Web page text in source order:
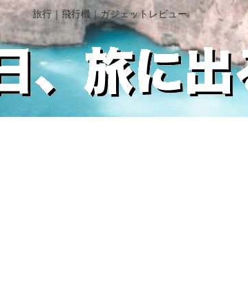
旅行｜飛行機｜ガジェットレビュー